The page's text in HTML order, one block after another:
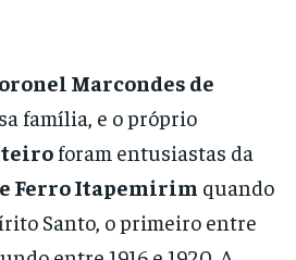
Marcondes de
família, e o próprio
foram entusiastas da
Ferro Itapemirim quando
Santo, o primeiro entre